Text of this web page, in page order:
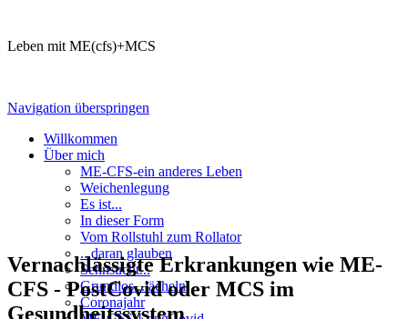
Leben mit ME(cfs)+MCS
Navigation überspringen
Willkommen
Über mich
ME-CFS-ein anderes Leben
Weichenlegung
Es ist...
In dieser Form
Vom Rollstuhl zum Rollator
...daran glauben
Sehnsucht...
Grundlos...lächeln
Coronajahr
Vernachlässigte Erkrankungen wie ME-
CFS - PostCovid oder MCS im
Gesundheitssystem